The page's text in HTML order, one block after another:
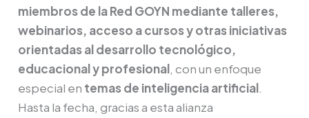
miembros de la Red GOYN mediante talleres,
webinarios, acceso a cursos y otras iniciativas
orientadas al desarrollo tecnológico,
educacional y profesional, con un enfoque
especial en temas de inteligencia artificial.
Hasta la fecha, gracias a esta alianza